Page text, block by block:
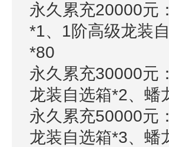
永久累充20000元
*1、1阶高级龙装
*80
永久累充30000元
龙装自选箱*2、蟠
永久累充50000元
龙装自选箱*3、蟠